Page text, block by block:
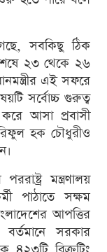
সবকিছু ঠিক
২৩ থেকে ২৬
এই সফরে
সর্বোচ্চ গুরুত্ব
আসা প্রবাসী
হক চৌধুরীও
মন্ত্রণালয়
পাঠাতে সক্ষম
আপত্তির
সরকার